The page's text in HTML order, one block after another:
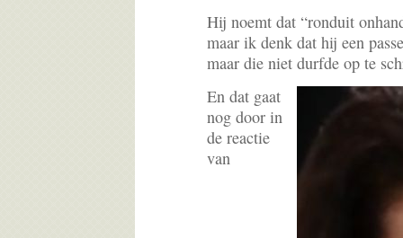
Hij noemt dat “ronduit
maar ik denk dat hij een
maar die niet durfde op te
En dat gaat
nog door in
de reactie
van